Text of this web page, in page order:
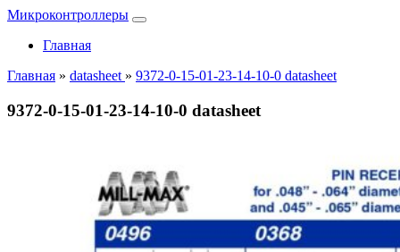
Микроконтроллеры
Главная
Главная » datasheet » 9372-0-15-01-23-14-10-0 datasheet
9372-0-15-01-23-14-10-0 datasheet